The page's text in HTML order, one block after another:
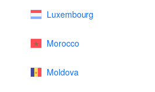
Luxembourg
Morocco
Moldova